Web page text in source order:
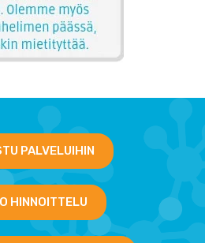
PALVELUIHIN
HINNOITTELU